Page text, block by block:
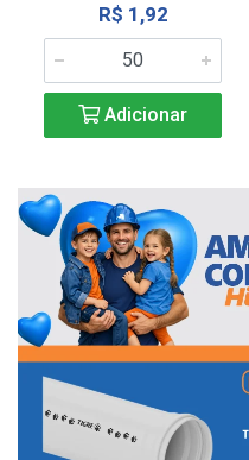
R$ 1,92
Adicionar